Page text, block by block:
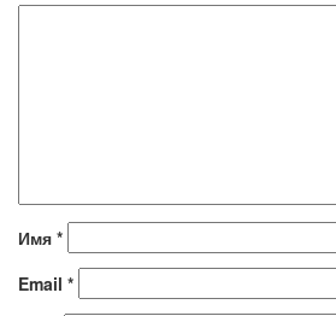
Имя *
Email *